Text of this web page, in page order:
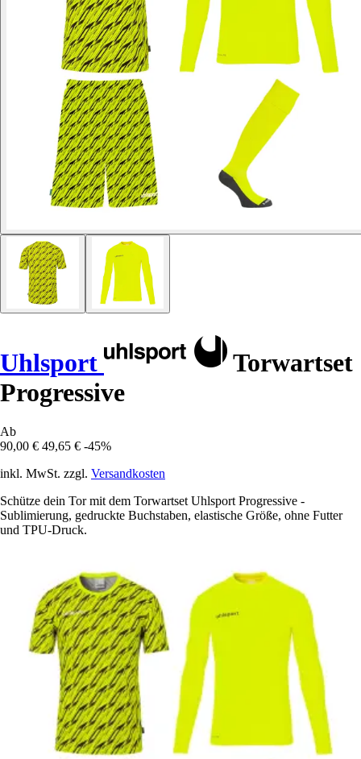
Uhlsport
Torwartset
Progressive
Ab
90,00 € 49,65 € -45%
inkl. MwSt. zzgl. Versandkosten
Schütze dein Tor mit dem Torwartset Uhlsport Progressive -
Sublimierung, gedruckte Buchstaben, elastische Größe, ohne Futter
und TPU-Druck.